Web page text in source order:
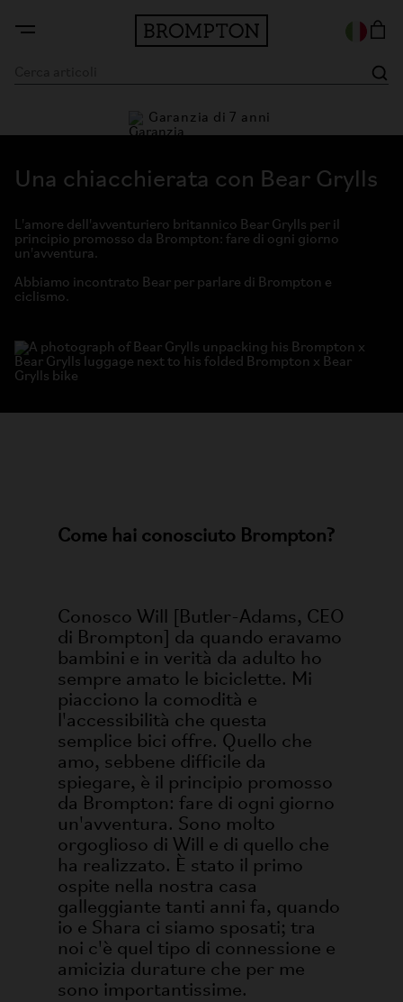
Garanzia di 7 anni
Una chiacchierata con Bear Grylls
L'amore dell'avventuriero britannico Bear Grylls per il
principio promosso da Brompton: fare di ogni giorno
un'avventura.
Abbiamo incontrato Bear per parlare di Brompton e
ciclismo.
Come hai conosciuto Brompton?
Conosco Will [Butler-Adams, CEO
di Brompton] da quando eravamo
bambini e in verità da adulto ho
sempre amato le biciclette. Mi
piacciono la comodità e
l'accessibilità che questa
semplice bici offre. Quello che
amo, sebbene difficile da
spiegare, è il principio promosso
da Brompton: fare di ogni giorno
un'avventura. Sono molto
orgoglioso di Will e di quello che
ha realizzato. È stato il primo
ospite nella nostra casa
galleggiante tanti anni fa, quando
io e Shara ci siamo sposati; tra
noi c'è quel tipo di connessione e
amicizia durature che per me
sono importantissime.